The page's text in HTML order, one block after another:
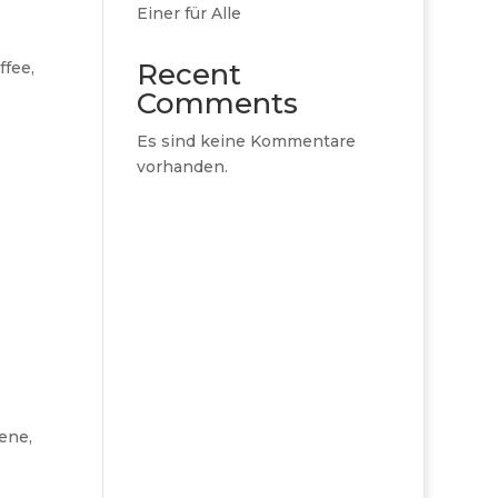
Einer für Alle
Recent
Comments
Es sind keine Kommentare
vorhanden.